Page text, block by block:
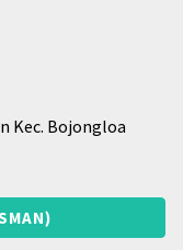
Kec. Bojongloa